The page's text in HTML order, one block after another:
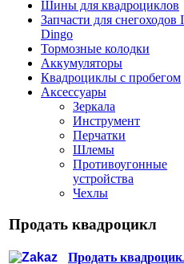
Шины для квадроциклов
Запчасти для снегоходов
Dingo
Тормозные колодки
Аккумуляторы
Квадроциклы с пробегом
Аксессуары
Зеркала
Инструмент
Перчатки
Шлемы
Противоугонные
устройства
Чехлы
Продать квадроцикл
Продать